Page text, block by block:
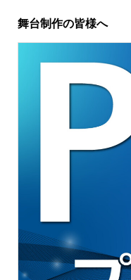
舞台制作の皆様へ